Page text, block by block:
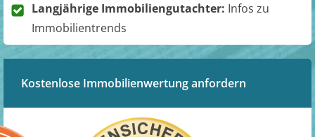
Langjährige Immobiliengutachter: Infos zu
Immobilientrends
Kostenlose Immobilienwertung anfordern